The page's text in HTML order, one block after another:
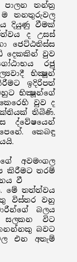
තන්ත්‍ර
ම තනතුරුවල
දියුණු වීමක්
ද උසස්
ජෙට්ඨතිස්ස
දෙකකින් වුව
රජු
භික්‍ෂූන්
ඉදිරිපත්
භික්‍ෂූන්ගේ
කෙරෙහි වුව ද
තිබිණි.
ද්වේෂයෙන්
කෙබඳු
අවමංගල
කිරීමට තරම්
වී
මේ තත්ත්වය
විස්තර වනු
බලය
සලකන විට
තනන්නකු බවට
එන අතැම්